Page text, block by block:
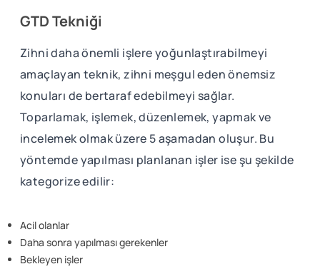
GTD Tekniği
Zihni daha önemli işlere yoğunlaştırabilmeyi
amaçlayan teknik, zihni meşgul eden önemsiz
konuları de bertaraf edebilmeyi sağlar.
Toparlamak, işlemek, düzenlemek, yapmak ve
incelemek olmak üzere 5 aşamadan oluşur. Bu
yöntemde yapılması planlanan işler ise şu şekilde
kategorize edilir:
Acil olanlar
Daha sonra yapılması gerekenler
Bekleyen işler